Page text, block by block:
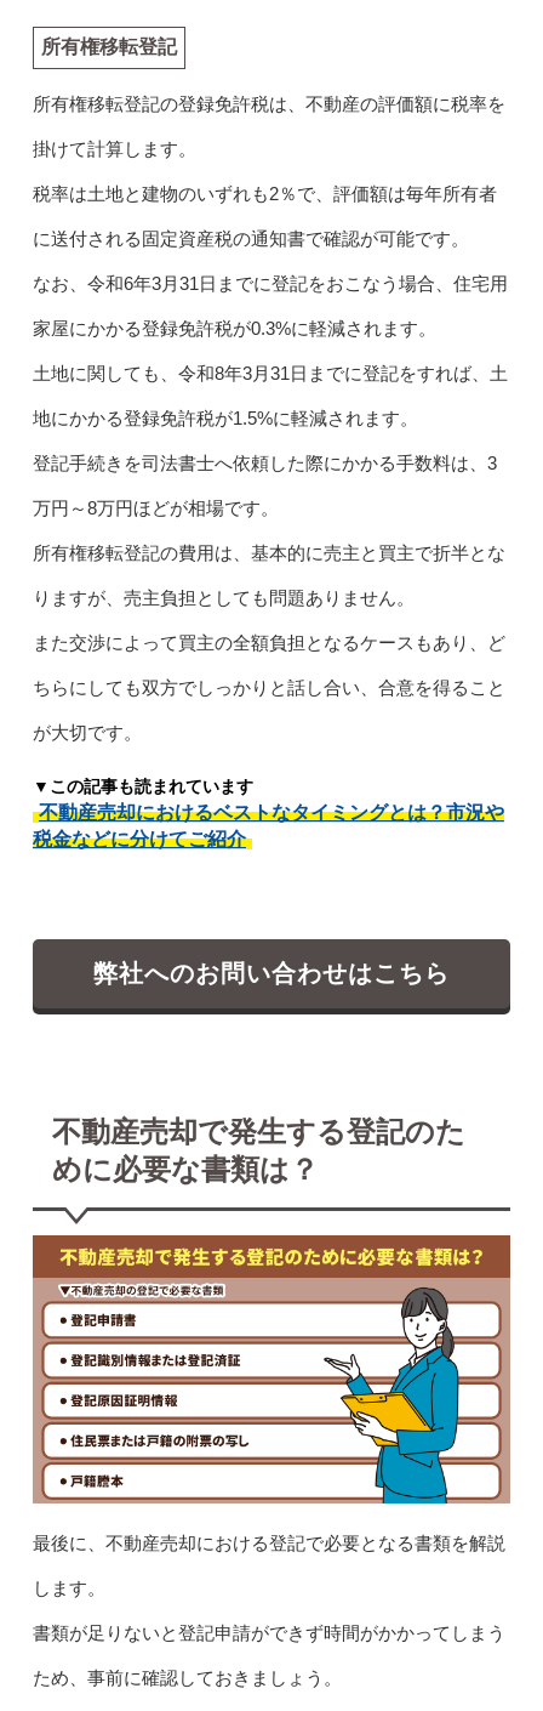
所有権移転登記
所有権移転登記の登録免許税は、不動産の評価額に税率を
掛けて計算します。
税率は土地と建物のいずれも2％で、評価額は毎年所有者
に送付される固定資産税の通知書で確認が可能です。
なお、令和6年3月31日までに登記をおこなう場合、住宅用
家屋にかかる登録免許税が0.3%に軽減されます。
土地に関しても、令和8年3月31日までに登記をすれば、土
地にかかる登録免許税が1.5%に軽減されます。
登記手続きを司法書士へ依頼した際にかかる手数料は、3
万円～8万円ほどが相場です。
所有権移転登記の費用は、基本的に売主と買主で折半とな
りますが、売主負担としても問題ありません。
また交渉によって買主の全額負担となるケースもあり、ど
ちらにしても双方でしっかりと話し合い、合意を得ること
が大切です。
▼この記事も読まれています
不動産売却におけるベストなタイミングとは？市況や
税金などに分けてご紹介
弊社へのお問い合わせはこちら
不動産売却で発生する登記のた
めに必要な書類は？
最後に、不動産売却における登記で必要となる書類を解説
します。
書類が足りないと登記申請ができず時間がかかってしまう
ため、事前に確認しておきましょう。